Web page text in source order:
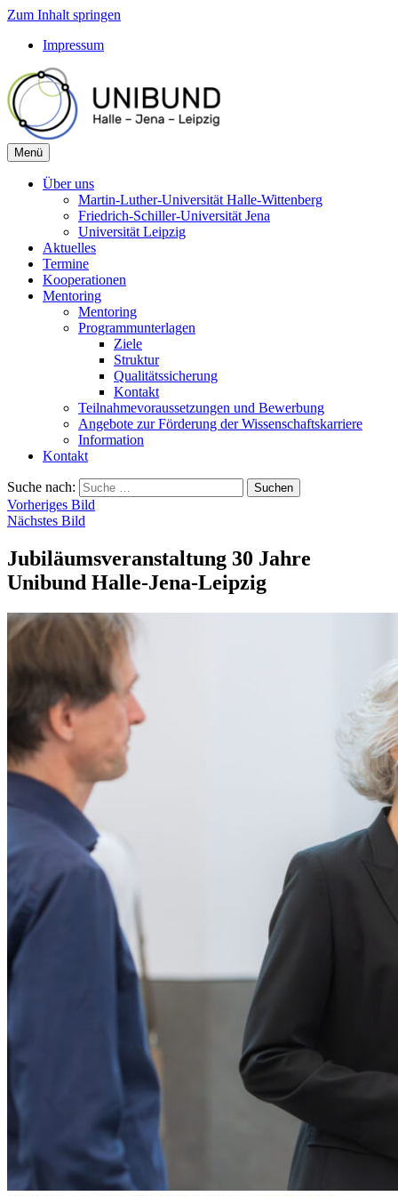
Zum Inhalt springen
Impressum
Menü
Über uns
Martin-Luther-Universität Halle-Wittenberg
Friedrich-Schiller-Universität Jena
Universität Leipzig
Aktuelles
Termine
Kooperationen
Mentoring
Mentoring
Programmunterlagen
Ziele
Struktur
Qualitätssicherung
Kontakt
Teilnahmevoraussetzungen und Bewerbung
Angebote zur Förderung der Wissenschaftskarriere
Information
Kontakt
Suche nach: Suchen
Vorheriges Bild
Nächstes Bild
Jubiläumsveranstaltung 30 Jahre
Unibund Halle-Jena-Leipzig